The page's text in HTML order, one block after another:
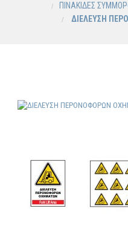
ΠΙΝΑΚΙΔΕΣ
ΔΙΕΛΕΥΣΗ